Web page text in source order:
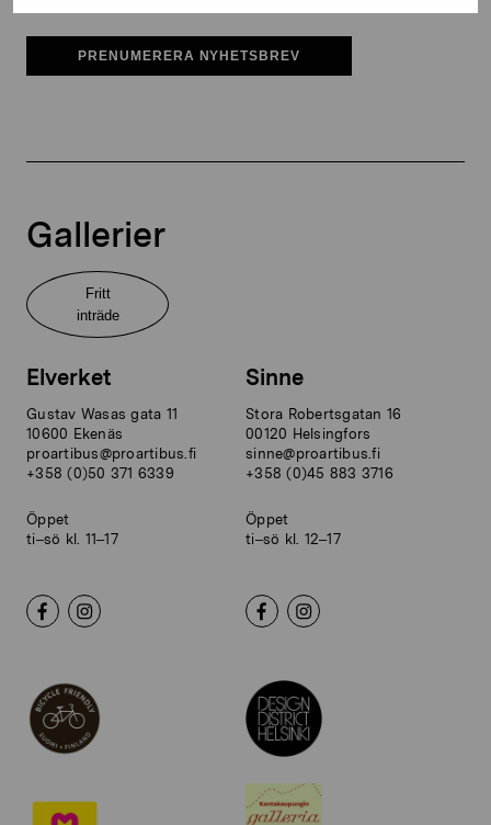
PRENUMERERA NYHETSBREV
Gallerier
Fritt
inträde
Elverket
Gustav Wasas gata 11
10600 Ekenäs
proartibus@proartibus.fi
+358 (0)50 371 6339
Öppet
ti–sö kl. 11–17
Sinne
Stora Robertsgatan 16
00120 Helsingfors
sinne@proartibus.fi
+358 (0)45 883 3716
Öppet
ti–sö kl. 12–17